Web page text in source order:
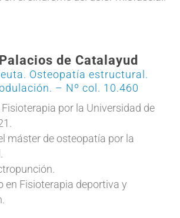
de Catalayud
Osteopatía estructural.
– Nº col. 10.460
por la Universidad de
máster de osteopatía por la
en Fisioterapia deportiva y